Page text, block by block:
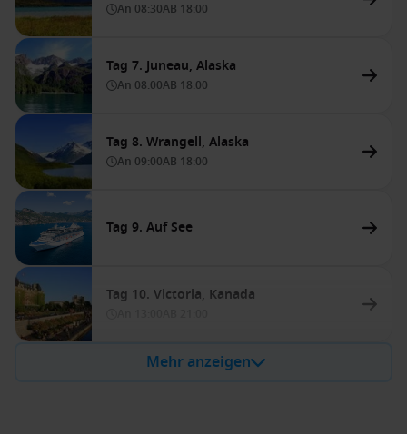
An 08:30AB 18:00
Tag 7. Juneau, Alaska
An 08:00AB 18:00
Tag 8. Wrangell, Alaska
An 09:00AB 18:00
Tag 9. Auf See
Tag 10. Victoria, Kanada
Mehr anzeigen